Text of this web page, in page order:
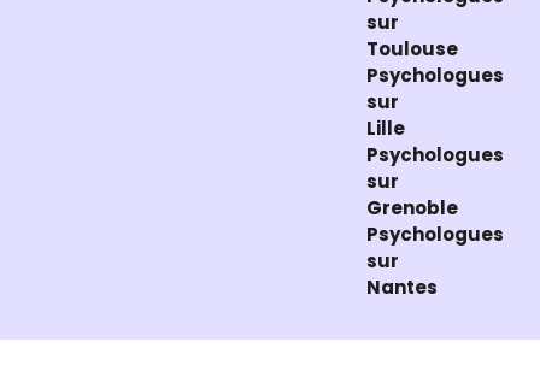
sur
Toulouse
Psychologues
sur
Lille
Psychologues
sur
Grenoble
Psychologues
sur
Nantes